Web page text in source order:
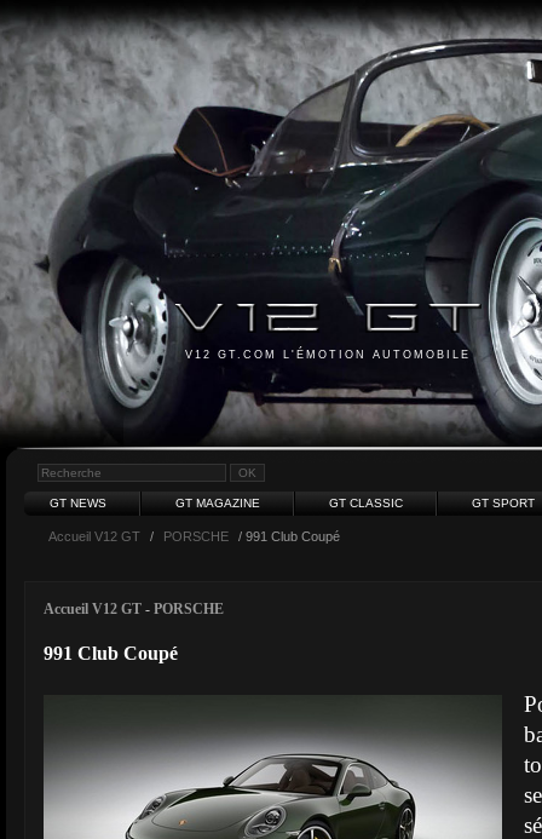
V12 GT.COM L'ÉMOTION AUTOMOBILE
GT NEWS GT MAGAZINE GT CLASSIC GT SPORT
Accueil V12 GT / PORSCHE / 991 Club Coupé
Accueil V12 GT - PORSCHE
991 Club Coupé